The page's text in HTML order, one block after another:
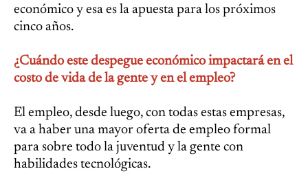
económico y esa es la apuesta para los próximos
cinco años.
¿Cuándo este despegue económico impactará en el
costo de vida de la gente y en el empleo?
El empleo, desde luego, con todas estas empresas,
va a haber una mayor oferta de empleo formal
para sobre todo la juventud y la gente con
habilidades tecnológicas.